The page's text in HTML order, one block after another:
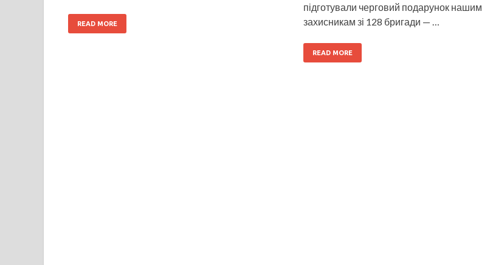
READ MORE
підготували черговий подарунок нашим
захисникам зі 128 бригади — …
READ MORE